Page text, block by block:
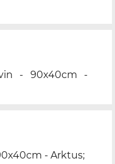
- 90x40cm -
- Arktus;